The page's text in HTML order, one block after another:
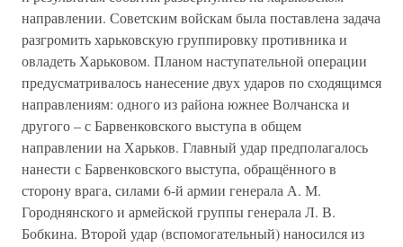
направлении. Советским войскам была поставлена задача
разгромить харьковскую группировку противника и
овладеть Харьковом. Планом наступательной операции
предусматривалось нанесение двух ударов по сходящимся
направлениям: одного из района южнее Волчанска и
другого – с Барвенковского выступа в общем
направлении на Харьков. Главный удар предполагалось
нанести с Барвенковского выступа, обращённого в
сторону врага, силами 6-й армии генерала А. М.
Городнянского и армейской группы генерала Л. В.
Бобкина. Второй удар (вспомогательный) наносился из